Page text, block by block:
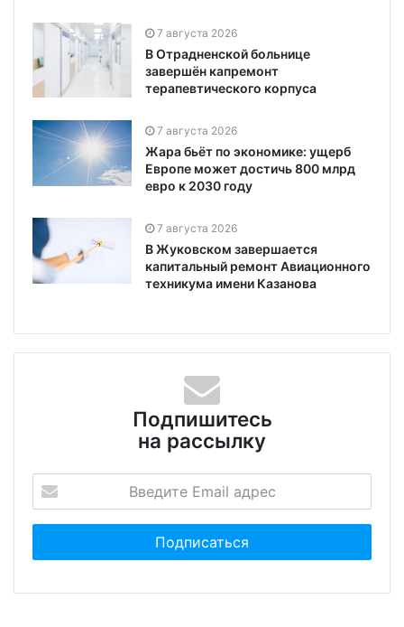
7 августа 2026
В Отрадненской больнице
завершён капремонт
терапевтического корпуса
7 августа 2026
Жара бьёт по экономике: ущерб
Европе может достичь 800 млрд
евро к 2030 году
7 августа 2026
В Жуковском завершается
капитальный ремонт Авиационного
техникума имени Казанова
Подпишитесь
на рассылку